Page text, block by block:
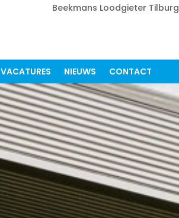
Beekmans Loodgieter Tilburg
VACATURES NIEUWS CONTACT